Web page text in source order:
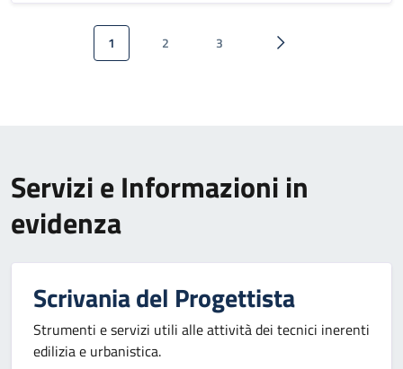
Paginazione
Pagina attuale
1 Pagina
2 Pagina
3 Pagina successiva
Servizi e Informazioni in
evidenza
Scrivania del Progettista
Strumenti e servizi utili alle attività dei tecnici inerenti
edilizia e urbanistica.